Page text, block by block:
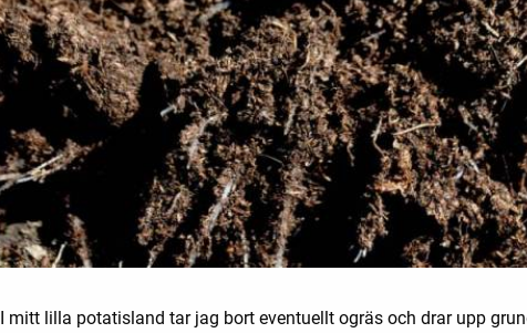
I mitt lilla potatisland tar jag bort eventuellt ogräs och drar upp